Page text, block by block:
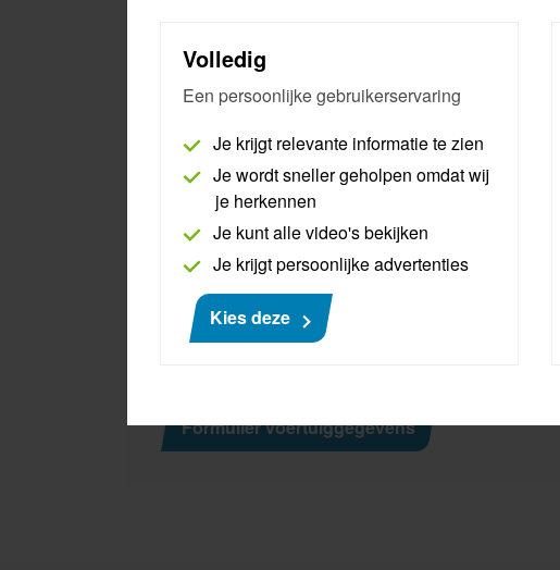
Volledig
Een persoonlijke gebruikerservaring
Je krijgt relevante informatie te zien
Je wordt sneller geholpen omdat wij
je herkennen
Je kunt alle video's bekijken
Je krijgt persoonlijke advertenties
Kies deze
Volkswagengroep en
oor voertuigen van de Volkswagengroep en Renault
voor diefstalgevoelige handelingen bij gebruik van
hebben we echter aanvullende gegevens nodig over
Om het aanleveren van de benodigde gegevens
waarin deze gegevens ingevuld kunnen worden. Het
foto’s worden gemaild naar
. Via de
voertuiggegevens vind je hier.
Formulier voertuiggegevens